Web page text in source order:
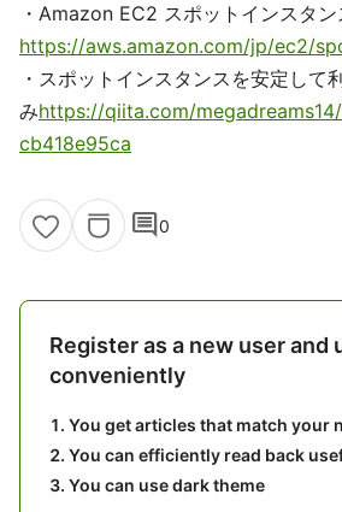
・Amazon EC2 スポットインスタン
https://aws.amazon.com/jp/ec2/
・スポットインスタンスを安定して
みhttps://qiita.com/
cb418e95ca
comment0
Register as a new user and
conveniently
You get articles that match your
You can efficiently read back
You can use dark theme